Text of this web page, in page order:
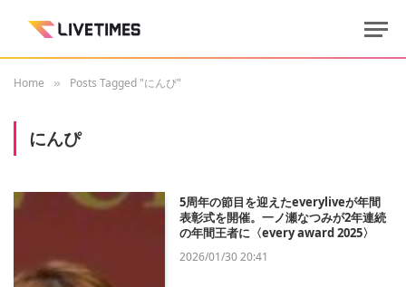
Home » Posts Tagged "にんぴ"
にんぴ
5周年の節目を迎えたeveryliveが年間
表彰式を開催。一ノ瀬なつみが2年連続
の年間王者に〈every award 2025〉
2026/01/30 20:41